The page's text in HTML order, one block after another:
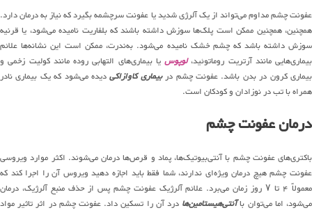
عفونت چشم مداوم می‌تواند از یک آلرژی شدید یا عفونت سرچشمه بگیرد که نیاز به درمان دارد.
همچنین، همچنین ممکن است پلک‌ها سوزش داشته باشند که بلفاریت نامیده می‌شود، یا قرنیه
سوزش داشته باشد که چشم خشک نامیده می‌شود. به‌ندرت، ممکن است این نشانه‌ها علائم
بیماری‌هایی مانند آرتریت روماتوئید،لوپوس یا بیماری‌های التهابی روده مانند کولیت زخمی و
بیماری کرون در بدن باشد. عفونت چشم دربیماری کاوازاکیدیده می‌شود که یک بیماری نادر
همراه با تب در نوزادان و کودکان است.
درمان عفونت چشم
باکتری‌های عفونت چشم با آنتی‌بیوتیک‌ها، پماد و قرص‌ها درمان می‌شوند. اکثر موارد ویروسی
عفونت چشم هیچ درمان ویژه‌ای ندارند، شما فقط باید اجازه دهید ویروس آن را اجرا کند که
معمولاً ۴ تا ۷ روز زمان می‌برد. علائم آلرژیک عفونت چشم پس از حذف منبع آلرژیک، درمان
می‌شود، اما می‌توان باآنتی‌هیستامین‌ها درد آن را تسکین داد. عفونت چشم در اثر تاثیر مواد